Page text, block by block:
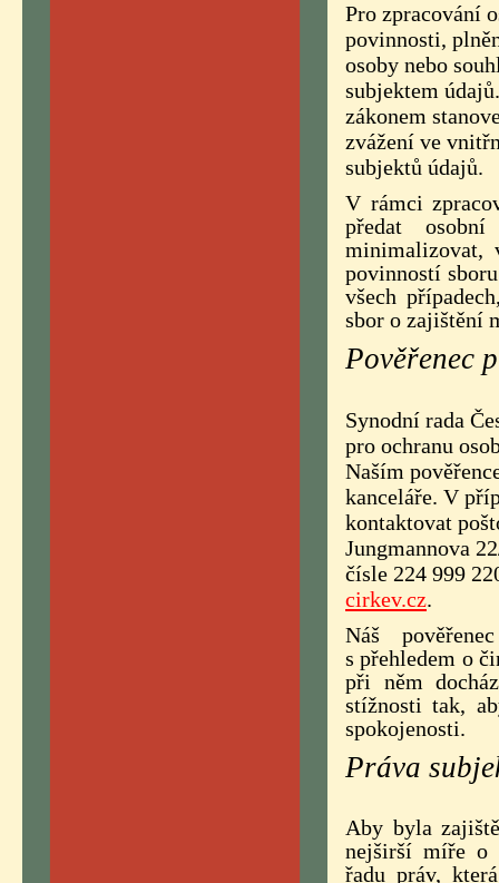
Pro zpracování
povinnosti,
osoby nebo
subjektem
zákonem
zvážení ve
subjektů údajů.
V rámci
předat
minimalizovat,
povinností
všech
sbor o zajištění
Pověřenec
Synodní rada
pro ochranu
Naším
kanceláře. V
kontaktovat
Jungmannova
čísle 224 999
cirkev.cz.
Náš
s přehledem o
při něm
stížnosti tak,
spokojenosti.
Práva
Aby byla
nejširší míře o
řadu práv,